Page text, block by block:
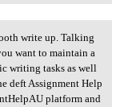
a
write up. Talking
want to maintain a
writing tasks as well
deft Assignment Help
platform and